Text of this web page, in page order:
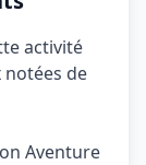
activité
notées de
Aventure